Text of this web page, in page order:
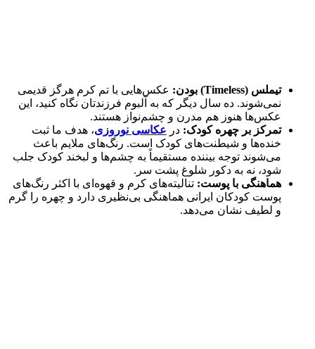
تیملس (Timeless) بودن:
عکس‌هایی با تم کرم هرگز قدیمی
نمی‌شوند. ده سال دیگر که به آلبوم فرزندتان نگاه کنید، این
عکس‌ها هنوز هم مدرن و چشم‌نواز هستند.
تمرکز بر چهره کودک: در عکاسی نوروزی، هدف ما ثبت
خنده‌ها و شیطنت‌های کودک است. رنگ‌های ملایم باعث
می‌شوند توجه بیننده مستقیماً به چشم‌ها و لبخند کودک جلب
شود، نه به دکور شلوغ پشت سر.
هماهنگی با پوست: تنالیته‌های کرم و قهوه‌ای با اکثر رنگ‌های
پوست کودکان ایرانی هماهنگی بی‌نظیری دارد و چهره را گرم
و لطیف نشان می‌دهد.